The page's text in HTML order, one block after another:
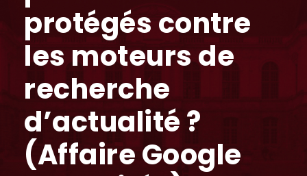
protégés contre
les moteurs de
recherche
d’actualité ?
(Affaire Google